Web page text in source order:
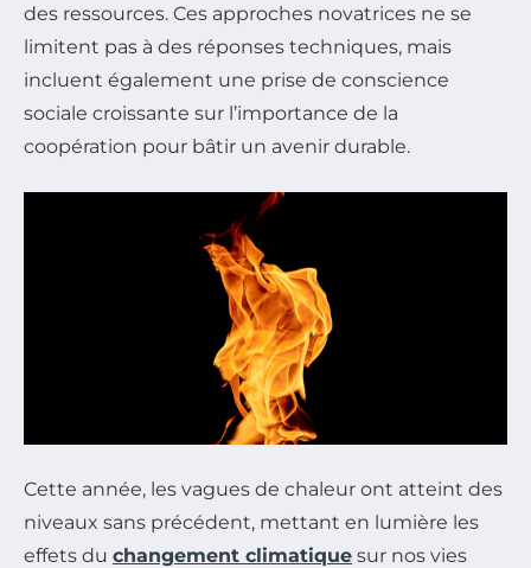
des ressources. Ces approches novatrices ne se
limitent pas à des réponses techniques, mais
incluent également une prise de conscience
sociale croissante sur l’importance de la
coopération pour bâtir un avenir durable.
Cette année, les vagues de chaleur ont atteint des
niveaux sans précédent, mettant en lumière les
effets du changement climatique sur nos vies